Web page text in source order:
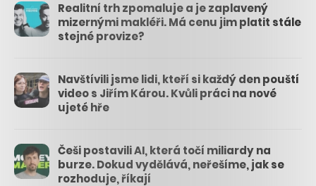
Realitní trh zpomaluje a je zaplavený
mizernými makléři. Má cenu jim platit stále
stejné provize?
Navštívili jsme lidi, kteří si každý den pouští
video s Jiřím Károu. Kvůli práci na nové
ujeté hře
Češi postavili AI, která točí miliardy na
burze. Dokud vydělává, neřešíme, jak se
rozhoduje, říkají